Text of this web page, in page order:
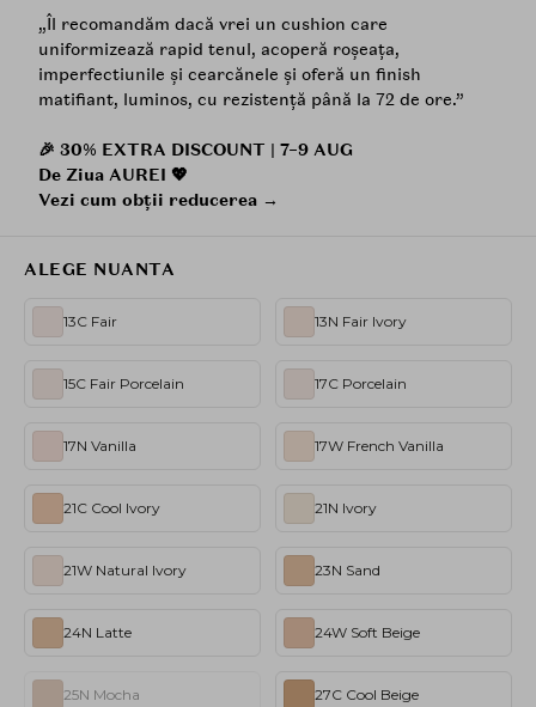
„Îl recomandăm dacă vrei un cushion care
uniformizează rapid tenul, acoperă roșeața,
imperfectiunile și cearcănele și oferă un finish
matifiant, luminos, cu rezistență până la 72 de ore.”
🎉 30% EXTRA DISCOUNT | 7–9 AUG
De Ziua AUREI 💖
Vezi cum obții reducerea →
ALEGE NUANTA
13C Fair 13N Fair Ivory
15C Fair Porcelain 17C Porcelain
17N Vanilla 17W French Vanilla
21C Cool Ivory 21N Ivory
21W Natural Ivory 23N Sand
24N Latte 24W Soft Beige
25N Mocha 27C Cool Beige